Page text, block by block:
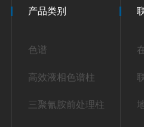
产品类别
色谱
高效液相色谱柱
三聚氰胺前处理柱